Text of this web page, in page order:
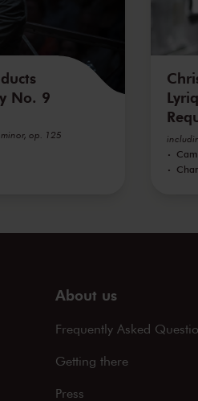
No. 9
op. 125
About us
Frequently Asked
Getting there
Press